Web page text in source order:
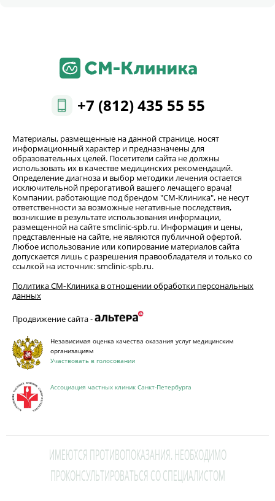
+7 (812) 435 55 55
Материалы, размещенные на данной странице, носят
информационный характер и предназначены для
образовательных целей. Посетители сайта не должны
использовать их в качестве медицинских рекомендаций.
Определение диагноза и выбор методики лечения остается
исключительной прерогативой вашего лечащего врача!
Компании, работающие под брендом "СМ-Клиника", не несут
ответственности за возможные негативные последствия,
возникшие в результате использования информации,
размещенной на сайте smclinic-spb.ru. Информация и цены,
представленные на сайте, не являются публичной офертой.
Любое использование или копирование материалов сайта
допускается лишь с разрешения правообладателя и только со
ссылкой на источник: smclinic-spb.ru.
Политика СМ‑Клиника в отношении обработки персональных
данных
Продвижение сайта -
Независимая оценка качества оказания услуг медицинским
организациям
Участвовать в голосовании
Ассоциация частных клиник Санкт-Петербурга
ИМЕЮТСЯ ПРОТИВОПОКАЗАНИЯ. НЕОБХОДИМО
ПРОКОНСУЛЬТИРОВАТЬСЯ СО СПЕЦИАЛИСТОМ